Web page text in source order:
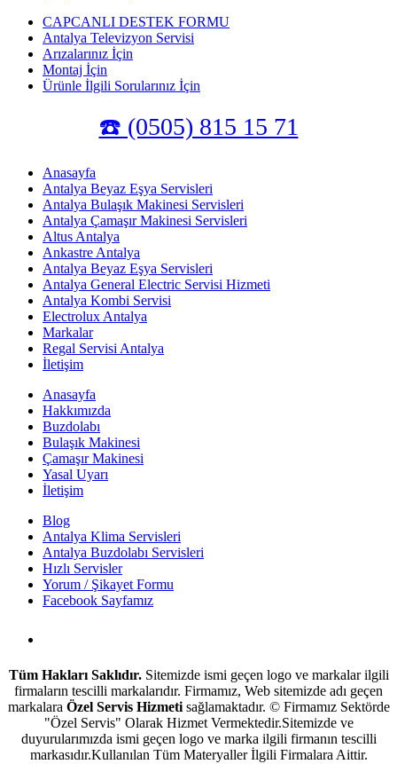
CAPCANLI DESTEK FORMU
Antalya Televizyon Servisi
Arızalarınız İçin
Montaj İçin
Ürünle İlgili Sorularınız İçin
☎️ (0505) 815 15 71
Anasayfa
Antalya Beyaz Eşya Servisleri
Antalya Bulaşık Makinesi Servisleri
Antalya Çamaşır Makinesi Servisleri
Altus Antalya
Ankastre Antalya
Antalya Beyaz Eşya Servisleri
Antalya General Electric Servisi Hizmeti
Antalya Kombi Servisi
Electrolux Antalya
Markalar
Regal Servisi Antalya
İletişim
Anasayfa
Hakkımızda
Buzdolabı
Bulaşık Makinesi
Çamaşır Makinesi
Yasal Uyarı
İletişim
Blog
Antalya Klima Servisleri
Antalya Buzdolabı Servisleri
Hızlı Servisler
Yorum / Şikayet Formu
Facebook Sayfamız
Tüm Hakları Saklıdır. Sitemizde ismi geçen logo ve markalar ilgili
firmaların tescilli markalarıdır. Firmamız, Web sitemizde adı geçen
markalara Özel Servis Hizmetisağlamaktadır. © Firmamız Sektörde
"Özel Servis" Olarak Hizmet Vermektedir.Sitemizde ve
duyurularımızda ismi geçen logo ve marka ilgili firmanın tescilli
markasıdır.Kullanılan Tüm Materyaller İlgili Firmalara Aittir.